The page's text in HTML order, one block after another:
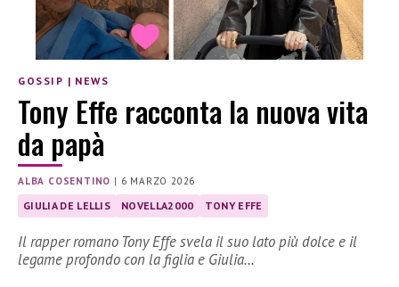
GOSSIP | NEWS
Tony Effe racconta la nuova vita
da papà
ALBA COSENTINO | 6 MARZO 2026
GIULIA DE LELLIS NOVELLA2000 TONY EFFE
Il rapper romano Tony Effe svela il suo lato più dolce e il
legame profondo con la figlia e Giulia…